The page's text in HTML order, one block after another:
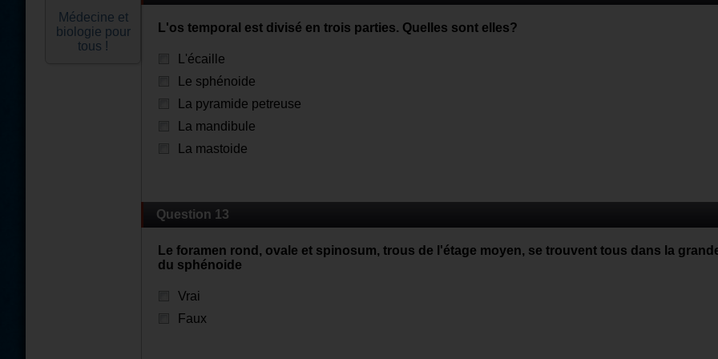
Médecine et
biologie pour
tous !
L'os temporal est divisé en trois parties. Quelles sont elles?
L'écaille
Le sphénoide
La pyramide petreuse
La mandibule
La mastoide
Question 13
Le foramen rond, ovale et spinosum, trous de l'étage moyen, se trouvent tous dans la
du sphénoide
Vrai
Faux